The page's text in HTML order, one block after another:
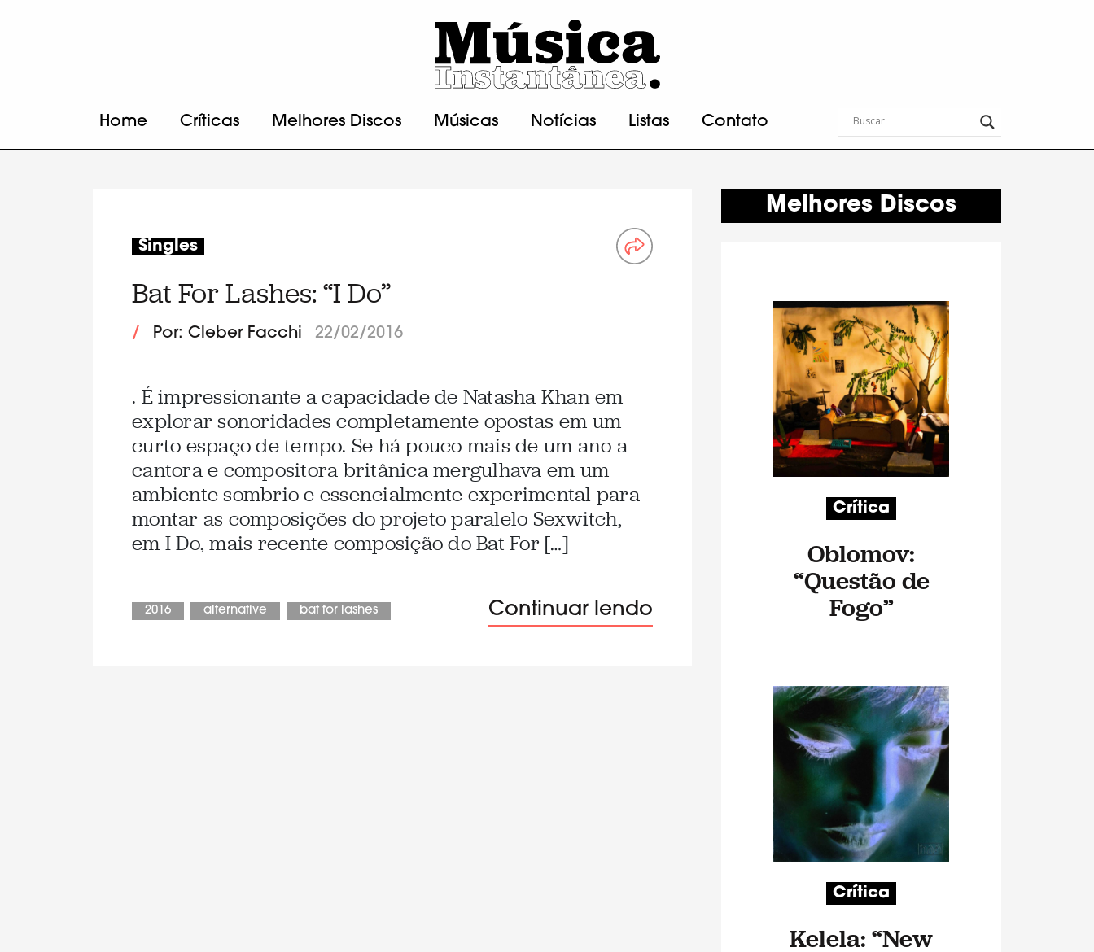
Home Críticas Melhores Discos Músicas Notícias Listas Contato
Singles
Bat For Lashes: “I Do”
/ Por: Cleber Facchi 22/02/2016
. É impressionante a capacidade de Natasha Khan em
explorar sonoridades completamente opostas em um
curto espaço de tempo. Se há pouco mais de um ano a
cantora e compositora britânica mergulhava em um
ambiente sombrio e essencialmente experimental para
montar as composições do projeto paralelo Sexwitch,
em I Do, mais recente composição do Bat For […]
2016 alternative bat for lashes Continuar lendo
Melhores Discos
Crítica
Oblomov:
“Questão de
Fogo”
Crítica
Kelela: “New